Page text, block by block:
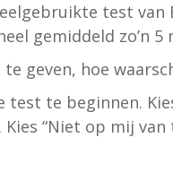
test
gemiddeld zo’n 5
geven, hoe
test te beginnen.
“Niet op mij